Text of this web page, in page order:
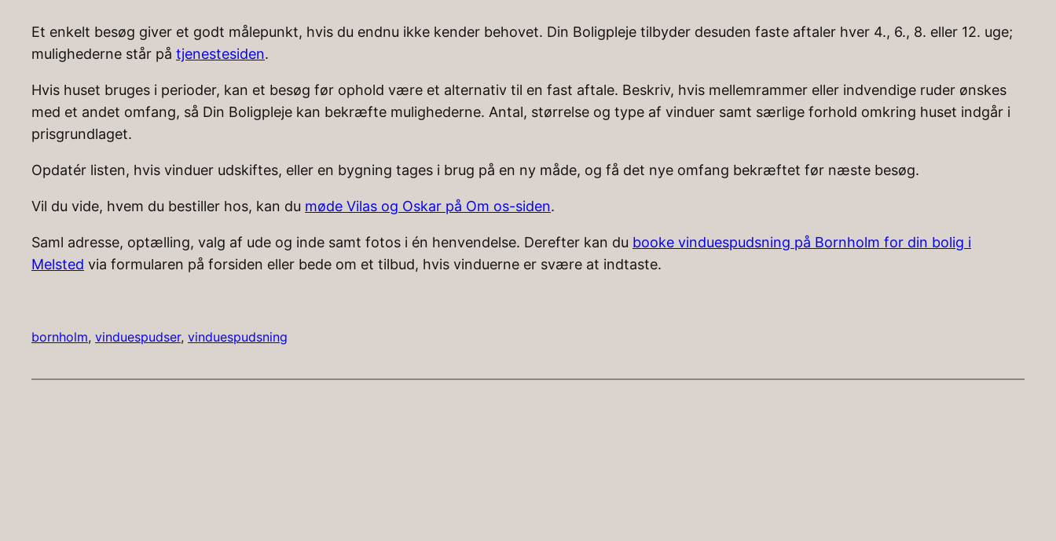
Et enkelt besøg giver et godt målepunkt, hvis du endnu ikke kender behovet. Din Boligpleje tilbyder desuden faste aftaler hver 4., 6., 8. eller 12. uge;
mulighederne står på tjenestesiden.
Hvis huset bruges i perioder, kan et besøg før ophold være et alternativ til en fast aftale. Beskriv, hvis mellemrammer eller indvendige ruder ønskes
med et andet omfang, så Din Boligpleje kan bekræfte mulighederne. Antal, størrelse og type af vinduer samt særlige forhold omkring huset indgår i
prisgrundlaget.
Opdatér listen, hvis vinduer udskiftes, eller en bygning tages i brug på en ny måde, og få det nye omfang bekræftet før næste besøg.
Vil du vide, hvem du bestiller hos, kan du møde Vilas og Oskar på Om os-siden.
Saml adresse, optælling, valg af ude og inde samt fotos i én henvendelse. Derefter kan du booke vinduespudsning på Bornholm for din bolig i
Melsted via formularen på forsiden eller bede om et tilbud, hvis vinduerne er svære at indtaste.
bornholm, vinduespudser, vinduespudsning